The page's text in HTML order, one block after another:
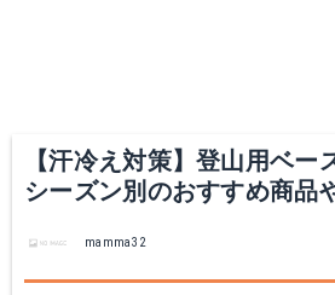
【汗冷え対策】登山用ベー
シーズン別のおすすめ商品
mamma32